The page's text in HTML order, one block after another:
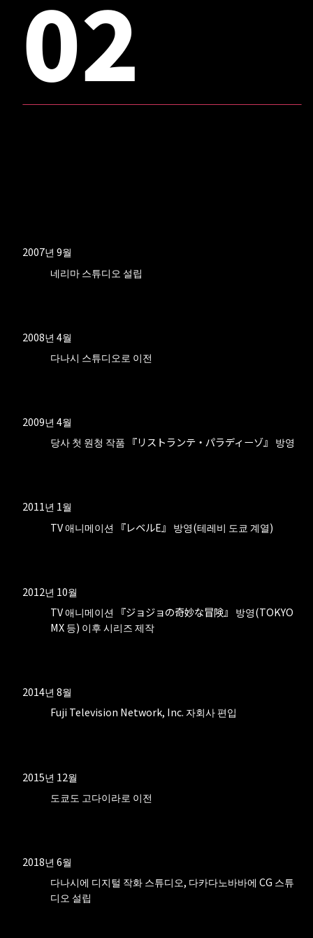
02
2007년 9월
네리마 스튜디오 설립
2008년 4월
다나시 스튜디오로 이전
2009년 4월
당사 첫 원청 작품 『リストランテ・パラディーゾ』 방영
2011년 1월
TV 애니메이션 『レベルE』 방영(테레비 도쿄 계열)
2012년 10월
TV 애니메이션 『ジョジョの奇妙な冒険』 방영(TOKYO
MX 등) 이후 시리즈 제작
2014년 8월
Fuji Television Network, Inc. 자회사 편입
2015년 12월
도쿄도 고다이라로 이전
2018년 6월
다나시에 디지털 작화 스튜디오, 다카다노바바에 CG 스튜
디오 설립